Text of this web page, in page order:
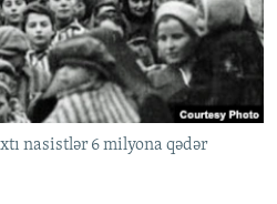
STANDARTLARIMIZ
nasistlər 6 milyona qədər